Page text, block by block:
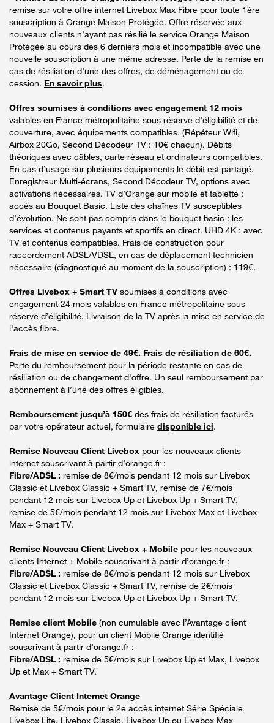
remise sur votre offre internet Livebox Max Fibre pour toute 1ère
souscription à Orange Maison Protégée. Offre réservée aux
nouveaux clients n’ayant pas résilié le service Orange Maison
Protégée au cours des 6 derniers mois et incompatible avec une
nouvelle souscription à une même adresse. Perte de la remise en
cas de résiliation d’une des offres, de déménagement ou de
cession. En savoir plus.
Offres soumises à conditions avec engagement 12 mois
valables en France métropolitaine sous réserve d’éligibilité et de
couverture, avec équipements compatibles. (Répéteur Wifi,
Airbox 20Go, Second Décodeur TV : 10€ chacun). Débits
théoriques avec câbles, carte réseau et ordinateurs compatibles.
En cas d’usage sur plusieurs équipements le débit est partagé.
Enregistreur Multi-écrans, Second Décodeur TV, options avec
activations nécessaires. TV d’Orange sur mobile et tablette :
accès au Bouquet Basic. Liste des chaînes TV susceptibles
d’évolution. Ne sont pas compris dans le bouquet basic : les
services et contenus payants et sportifs en direct. UHD 4K : avec
TV et contenus compatibles. Frais de construction pour
raccordement ADSL/VDSL, en cas de déplacement technicien
nécessaire (diagnostiqué au moment de la souscription) : 119€.
Offres Livebox + Smart TV soumises à conditions avec
engagement 24 mois valables en France métropolitaine sous
réserve d’éligibilité. Livraison de la TV après la mise en service de
l'accès fibre.
Frais de mise en service de 49€. Frais de résiliation de 60€.
Perte du remboursement pour la période restante en cas de
résiliation ou de changement d'offre. Un seul remboursement par
abonnement à l’une des offres éligibles.
Remboursement jusqu’à 150€ des frais de résiliation facturés
par votre opérateur actuel, formulaire disponible ici.
Remise Nouveau Client Livebox pour les nouveaux clients
internet souscrivant à partir d’orange.fr :
Fibre/ADSL : remise de 8€/mois pendant 12 mois sur Livebox
Classic et Livebox Classic + Smart TV, remise de 7€/mois
pendant 12 mois sur Livebox Up et Livebox Up + Smart TV,
remise de 5€/mois pendant 12 mois sur Livebox Max et Livebox
Max + Smart TV.
Remise Nouveau Client Livebox + Mobile pour les nouveaux
clients Internet + Mobile souscrivant à partir d’orange.fr :
Fibre/ADSL : remise de 8€/mois pendant 12 mois sur Livebox
Classic et Livebox Classic + Smart TV, remise de 2€/mois
pendant 12 mois sur Livebox Up et Livebox Up + Smart TV.
Remise client Mobile (non cumulable avec l’Avantage client
Internet Orange), pour un client Mobile Orange identifié
souscrivant à partir d’orange.fr :
Fibre/ADSL : remise de 5€/mois sur Livebox Up et Max, Livebox
Up et Max + Smart TV.
Avantage Client Internet Orange
Remise de 5€/mois pour le 2e accès internet Série Spéciale
Livebox Lite, Livebox Classic, Livebox Up ou Livebox Max